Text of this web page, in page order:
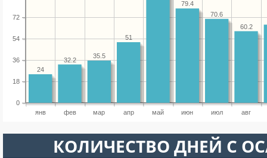
янв фев мар апр май июн июл авг
0
18
36
54
72
60.2
70.6
79.4
51
35.5
32.2
24
КОЛИЧЕСТВО ДНЕЙ С